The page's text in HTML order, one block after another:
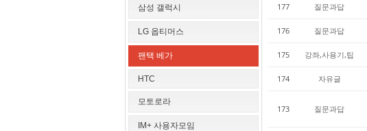
삼성 갤럭시
LG 옵티머스
팬택 베가
HTC
모토로라
IM+ 사용자모임
177 질문과답
176 질문과답
175 강좌,사용기,팁
174 자유글
173 질문과답